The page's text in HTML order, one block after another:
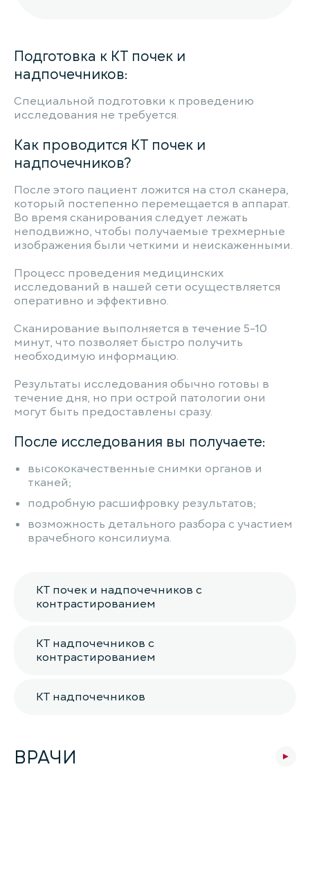
Подготовка к КТ почек и
надпочечников:
Специальной подготовки к проведению
исследования не требуется.
Как проводится КТ почек и
надпочечников?
После этого пациент ложится на стол сканера,
который постепенно перемещается в аппарат.
Во время сканирования следует лежать
неподвижно, чтобы получаемые трехмерные
изображения были четкими и неискаженными.
Процесс проведения медицинских
исследований в нашей сети осуществляется
оперативно и эффективно.
Сканирование выполняется в течение 5-10
минут, что позволяет быстро получить
необходимую информацию.
Результаты исследования обычно готовы в
течение дня, но при острой патологии они
могут быть предоставлены сразу.
После исследования вы получаете:
высококачественные снимки органов и
тканей;
подробную расшифровку результатов;
возможность детального разбора с участием
врачебного консилиума.
КТ почек и надпочечников с
контрастированием
КТ надпочечников с
контрастированием
КТ надпочечников
ВРАЧИ